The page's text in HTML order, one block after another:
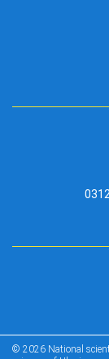
© 2026 National